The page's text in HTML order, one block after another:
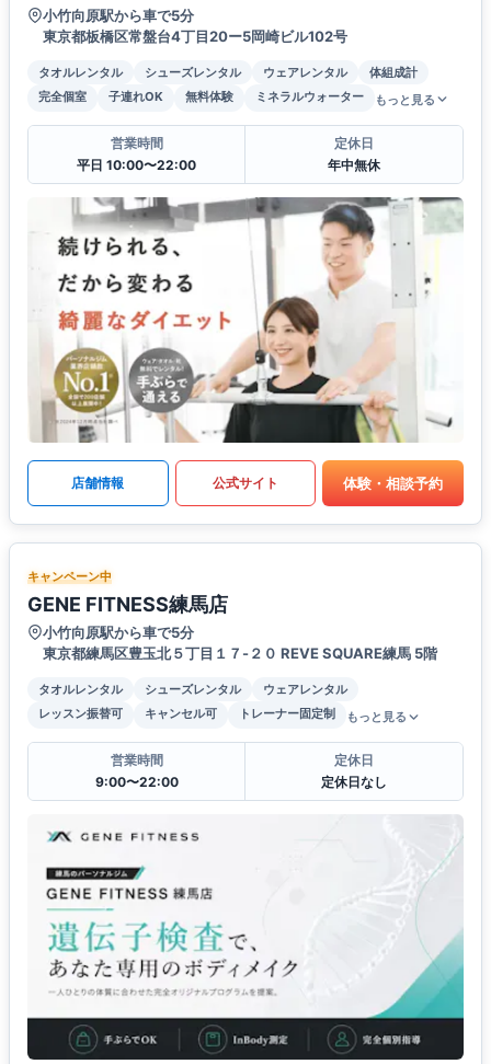
小竹向原駅から車で5分
東京都板橋区常盤台4丁目20ー5岡崎ビル102号
タオルレンタル シューズレンタル ウェアレンタル
体組成計
完全個室
子連れOK 無料体験 ミネラルウォーター もっと見る
営業時間
平日 10:00〜22:00
定休日
年中無休
店舗情報 公式サイト 体験・相談予約
キャンペーン中
GENE FITNESS練馬店
小竹向原駅から車で5分
東京都練馬区豊玉北５丁目１７-２０ REVE SQUARE練馬 5階
タオルレンタル シューズレンタル
ウェアレンタル
レッスン振替可
キャンセル可 トレーナー固定制 もっと見る
営業時間
9:00〜22:00
定休日
定休日なし